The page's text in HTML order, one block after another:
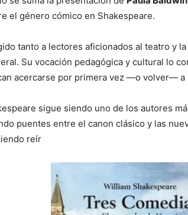
el género cómico en Shakespeare.
tanto a lectores aficionados al teatro y
Su vocación pedagógica y cultural lo
acercarse por primera vez —o volver—
sigue siendo uno de los autores
puentes entre el canon clásico y las
reír